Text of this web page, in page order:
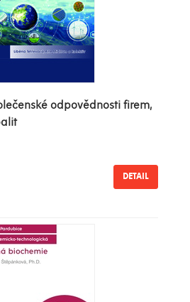
odpovědnosti firem,
DETAIL